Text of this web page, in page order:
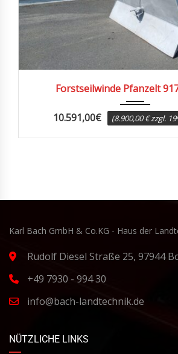
Forstseilwinde Pfanzelt
10.591,00€ (8.900,00 € zzgl.
Karl Bach GmbH & Co.KG - Haus der
Rudolf Diesel Straße 25, 97944
+49 7930 - 994 30
info@bach-landtechnik.de
NÜTZLICHE LINKS